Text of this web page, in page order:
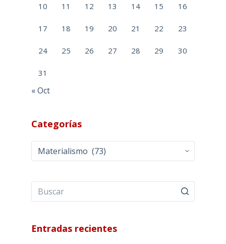
10 11 12 13 14 15 16
17 18 19 20 21 22 23
24 25 26 27 28 29 30
31
« Oct
Categorías
Categorías
Entradas recientes